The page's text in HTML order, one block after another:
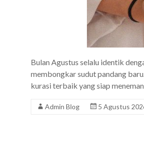
Bulan Agustus selalu identik
membongkar sudut pandang
kurasi terbaik yang siap
Admin Blog 5 Agustus